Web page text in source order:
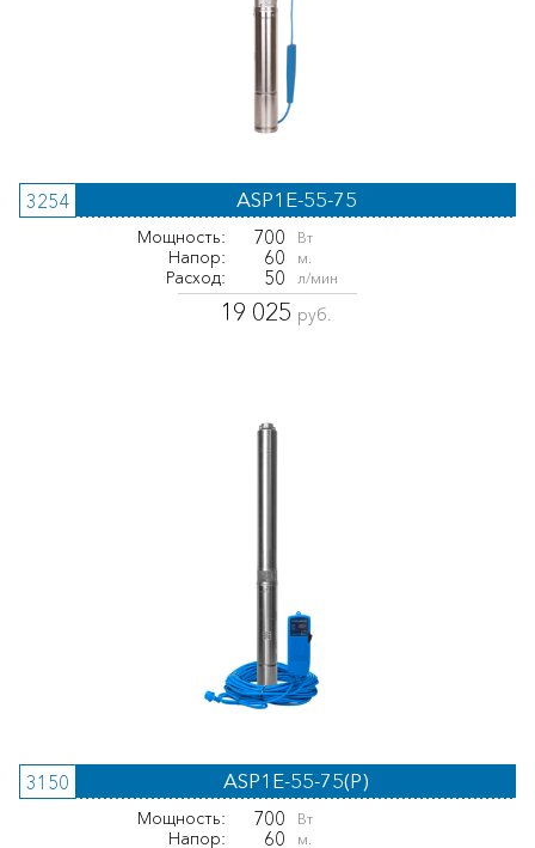
3254 ASP1E-55-75
Мощность: 700 Вт
Напор: 60 м.
Расход: 50 л/мин
19 025 руб.
3150 ASP1E-55-75(P)
Мощность: 700 Вт
Напор: 60 м.